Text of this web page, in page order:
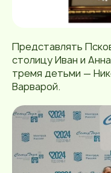
Представлять
столицу Иван и
тремя детьми —
Варварой.